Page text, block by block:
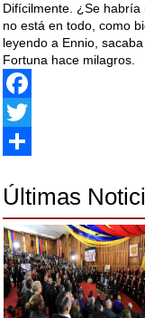
Difícilmente. ¿Se habría
no está en todo, como
leyendo a Ennio,
Fortuna hace milagros.
Facebook
Twitter
Últimas